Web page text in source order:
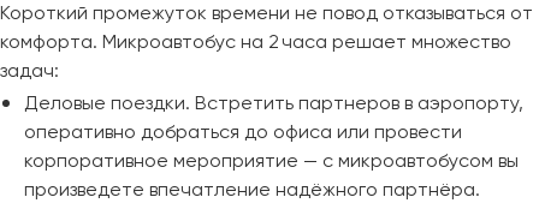
Короткий промежуток времени не повод отказываться от
комфорта. Микроавтобус на 2 часа решает множество
задач:
Деловые поездки. Встретить партнеров в аэропорту,
оперативно добраться до офиса или провести
корпоративное мероприятие — с микроавтобусом вы
произведете впечатление надёжного партнёра.